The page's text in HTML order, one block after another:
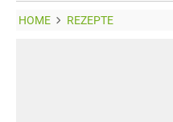
HOME REZEPTE